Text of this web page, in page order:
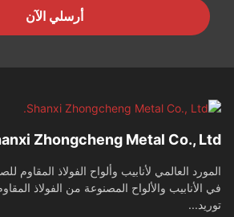
أرسلي الآن
Zhongcheng Metal Co., Ltd.
المورد العالمي لأنابيب وألواح الفولاذ المقاوم
في الأنابيب والألواح المصنوعة من الفولاذ
توريد...